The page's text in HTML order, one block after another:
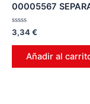
00005567
Valorado
en
0
3,34€
Añadir al